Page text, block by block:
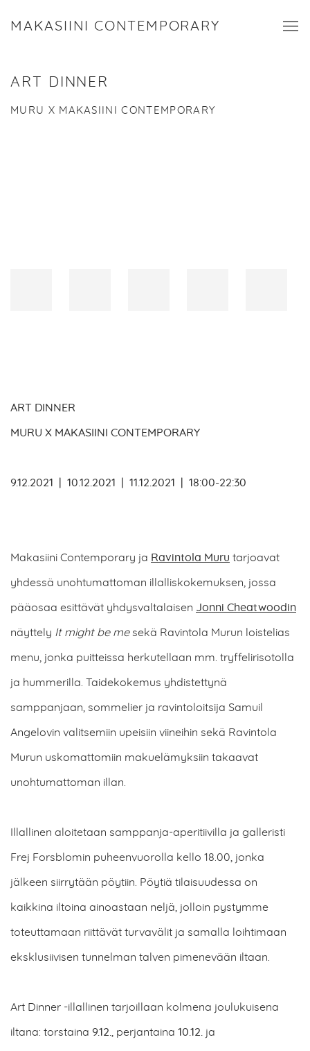
MAKASIINI CONTEMPORARY
ART DINNER
MURU X MAKASIINI CONTEMPORARY
ART DINNER
MURU X MAKASIINI CONTEMPORARY
9.12.2021 | 10.12.2021 | 11.12.2021 | 18:00-22:30
Makasiini Contemporary ja Ravintola Muru tarjoavat
yhdessä unohtumattoman illalliskokemuksen, jossa
pääosaa esittävät yhdysvaltalaisen Jonni Cheatwoodin
näyttely It might be mesekä Ravintola Murun loistelias
menu, jonka puitteissa herkutellaan mm. tryffelirisotolla
ja hummerilla. Taidekokemus yhdistettynä
samppanjaan, sommelier ja ravintoloitsija Samuil
Angelovin valitsemiin upeisiin viineihin sekä Ravintola
Murun uskomattomiin makuelämyksiin takaavat
unohtumattoman illan.
Illallinen aloitetaan samppanja-aperitiivilla ja galleristi
Frej Forsblomin puheenvuorolla kello 18.00, jonka
jälkeen siirrytään pöytiin. Pöytiä tilaisuudessa on
kaikkina iltoina ainoastaan neljä, jolloin pystymme
toteuttamaan riittävät turvavälit ja samalla loihtimaan
eksklusiivisen tunnelman talven pimenevään iltaan.
Art Dinner -illallinen tarjoillaan kolmena joulukuisena
iltana: torstaina 9.12. , perjantaina 10.12. ja